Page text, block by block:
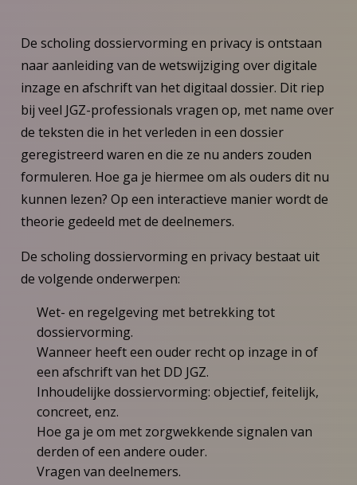
De scholing dossiervorming en privacy is ontstaan
naar aanleiding van de wetswijziging over digitale
inzage en afschrift van het digitaal dossier. Dit riep
bij veel JGZ-professionals vragen op, met name over
de teksten die in het verleden in een dossier
geregistreerd waren en die ze nu anders zouden
formuleren. Hoe ga je hiermee om als ouders dit nu
kunnen lezen? Op een interactieve manier wordt de
theorie gedeeld met de deelnemers.
De scholing dossiervorming en privacy bestaat uit
de volgende onderwerpen:
Wet- en regelgeving met betrekking tot
dossiervorming.
Wanneer heeft een ouder recht op inzage in of
een afschrift van het DD JGZ.
Inhoudelijke dossiervorming: objectief, feitelijk,
concreet, enz.
Hoe ga je om met zorgwekkende signalen van
derden of een andere ouder.
Vragen van deelnemers.